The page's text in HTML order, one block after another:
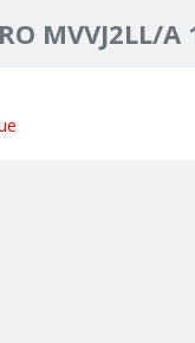
MVVJ2LL/